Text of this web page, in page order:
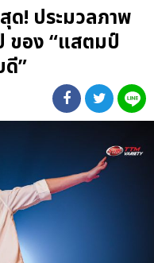
! ประมวลภาพ
ของ “แสตมป์
ดี”